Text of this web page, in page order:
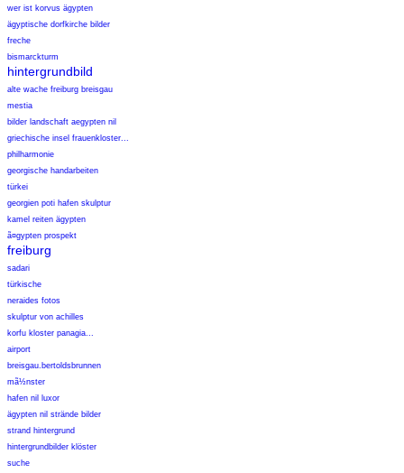
wer ist korvus ägypten
ägyptische dorfkirche bilder
freche
bismarckturm
hintergrundbild
alte wache freiburg breisgau
mestia
bilder landschaft aegypten nil
griechische insel frauenkloster...
philharmonie
georgische handarbeiten
türkei
georgien poti hafen skulptur
kamel reiten ägypten
ã¤gypten prospekt
freiburg
sadari
türkische
neraides fotos
skulptur von achilles
korfu kloster panagia...
airport
breisgau.bertoldsbrunnen
mã½nster
hafen nil luxor
ägypten nil strände bilder
strand hintergrund
hintergrundbilder klöster
suche